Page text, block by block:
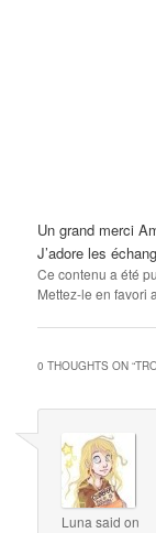
Un grand merci
J’adore les
Ce contenu a été
Mettez-le en favori
0 THOUGHTS ON “
Luna said on